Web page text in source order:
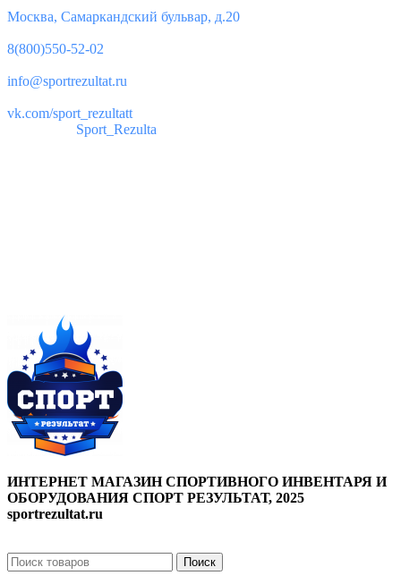
Москва, Самаркандский бульвар, д.20
8(800)550-52-02
info@sportrezultat.ru
vk.com/sport_rezultatt
Sport_Rezulta
ИНТЕРНЕТ МАГАЗИН СПОРТИВНОГО ИНВЕНТАРЯ И
ОБОРУДОВАНИЯ СПОРТ РЕЗУЛЬТАТ, 2025
sportrezultat.ru
Поиск